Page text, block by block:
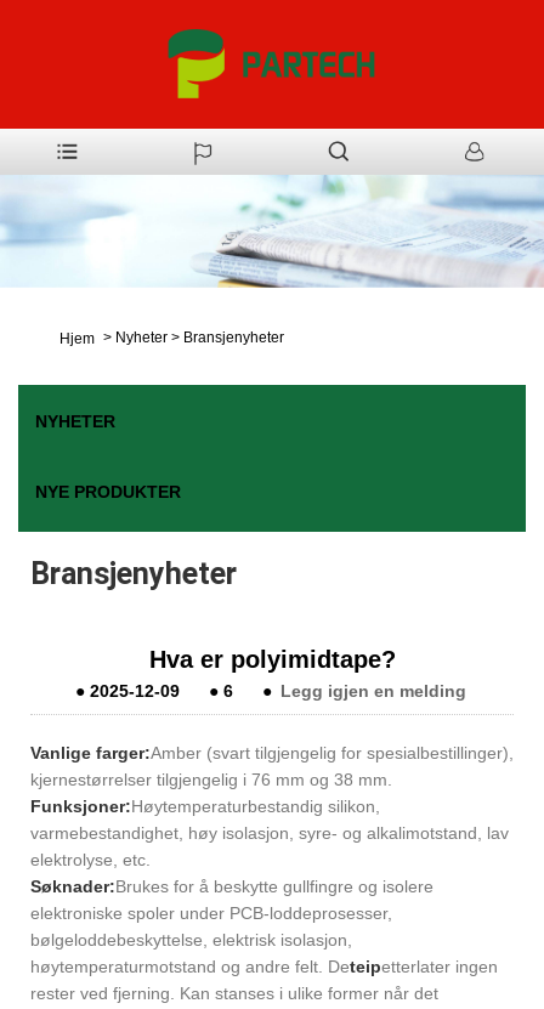
Hjem > Nyheter > Bransjenyheter
NYHETER
NYE PRODUKTER
Bransjenyheter
Hva er polyimidtape?
● 2025-12-09 ● 6 ● Legg igjen en melding
Vanlige farger:Amber (svart tilgjengelig for spesialbestillinger),
kjernestørrelser tilgjengelig i 76 mm og 38 mm.
Funksjoner:Høytemperaturbestandig silikon,
varmebestandighet, høy isolasjon, syre- og alkalimotstand, lav
elektrolyse, etc.
Søknader:Brukes for å beskytte gullfingre og isolere
elektroniske spoler under PCB-loddeprosesser,
bølgeloddebeskyttelse, elektrisk isolasjon,
høytemperaturmotstand og andre felt. Deteipetterlater ingen
rester ved fjerning. Kan stanses i ulike former når det